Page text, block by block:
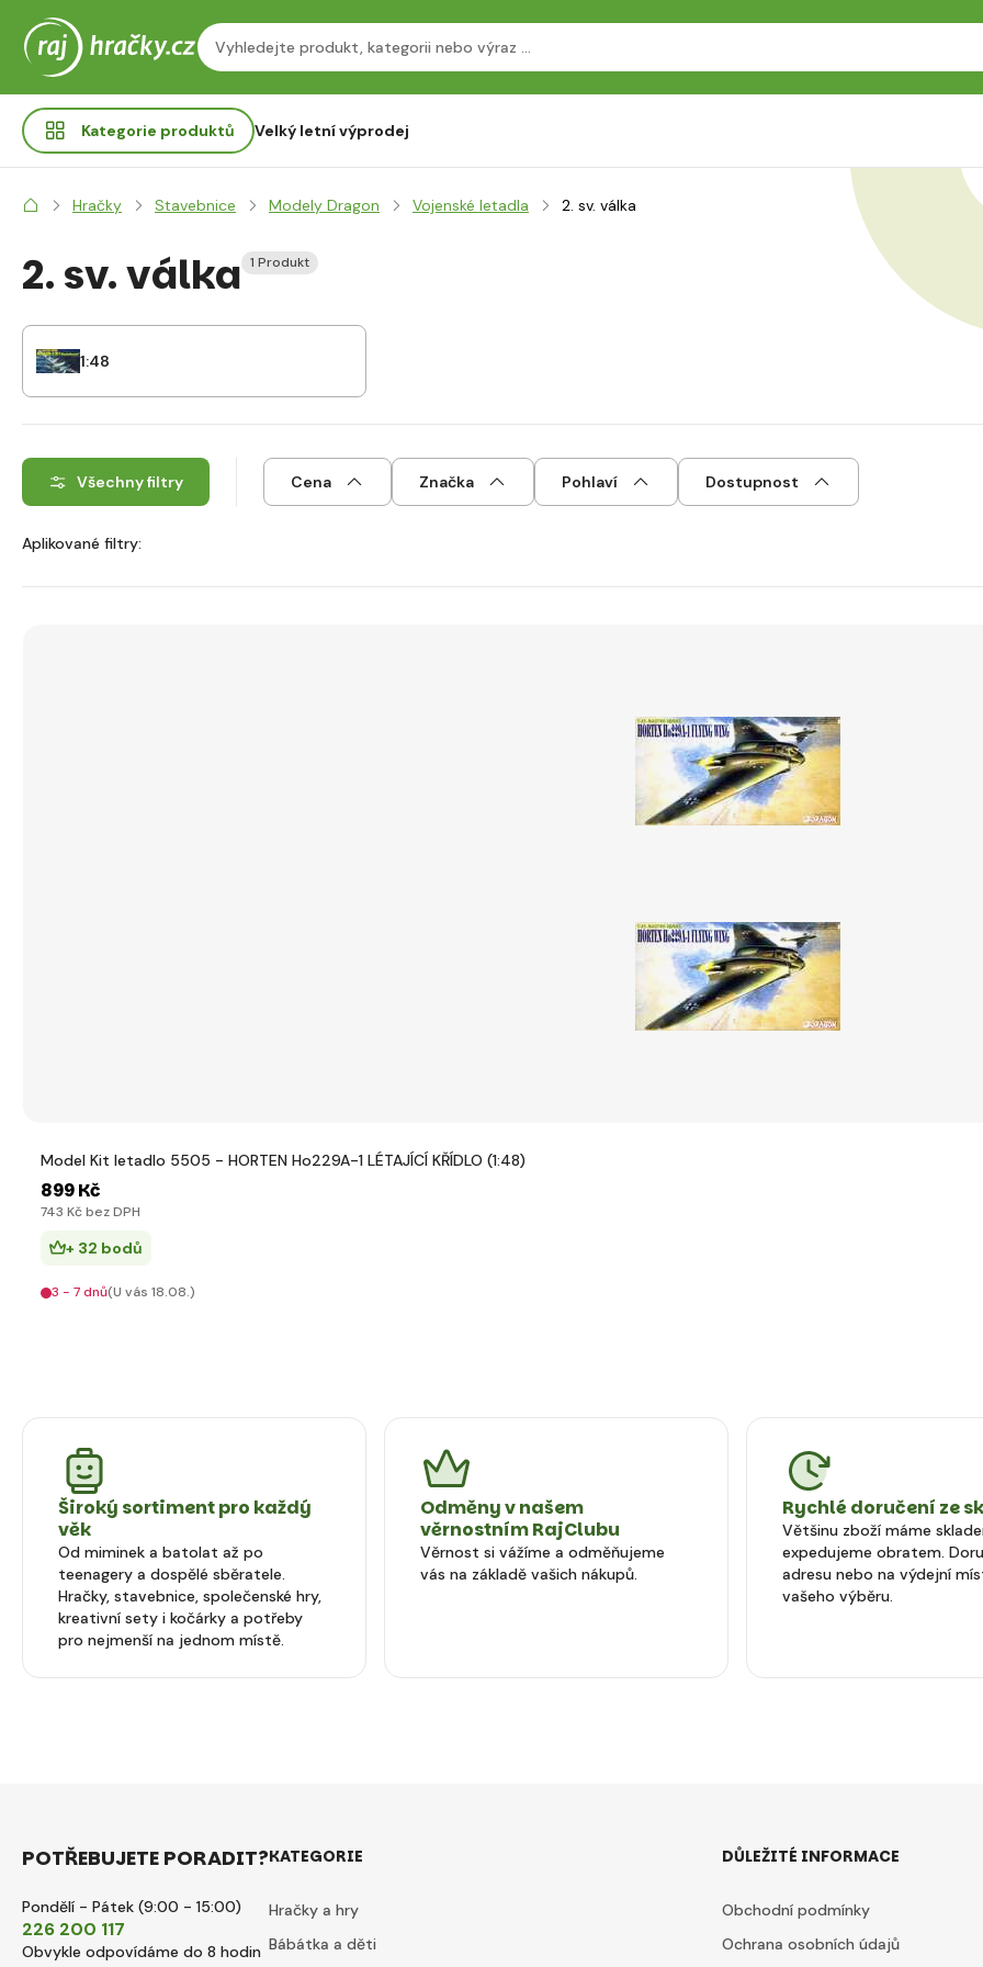
Kategorie produktů Velký letní výprodej
Hračky Stavebnice Modely Dragon Vojenské letadla 2. sv. válka
2. sv. válka 1 Produkt
1:48
Všechny filtry Cena Značka Pohlaví Dostupnost
Aplikované filtry:
Model Kit letadlo 5505 - HORTEN Ho229A-1 LÉTAJÍCÍ KŘÍDLO (1:48)
899 Kč
743 Kč bez DPH
+ 32 bodů
3 - 7 dnů(U vás 18.08.)
Široký sortiment pro každý
věk
Od miminek a batolat až po
teenagery a dospělé sběratele.
Hračky, stavebnice, společenské hry,
kreativní sety i kočárky a potřeby
pro nejmenší na jednom místě.
Odměny v našem
věrnostním RajClubu
Věrnost si vážíme a odměňujeme
vás na základě vašich nákupů.
Rychlé doručení ze
Většinu zboží máme
expedujeme obratem.
adresu nebo na výdejní
vašeho výběru.
POTŘEBUJETE PORADIT?
Pondělí - Pátek (9:00 - 15:00)
226 200 117
Obvykle odpovídáme do 8 hodin
KATEGORIE
Hračky a hry
Bábátka a děti
DŮLEŽITÉ INFORMACE
Obchodní podmínky
Ochrana osobních údajů